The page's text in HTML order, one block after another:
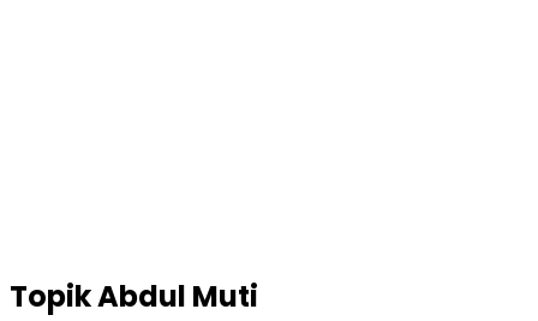
TopikAbdul Muti